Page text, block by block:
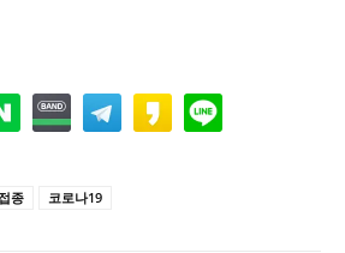
종 코로나19